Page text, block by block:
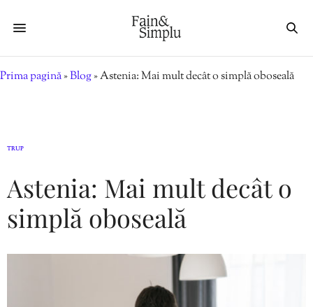
Prima pagină»Blog»Astenia: Mai mult decât o simplă oboseală
TRUP
Astenia: Mai mult decât o
simplă oboseală